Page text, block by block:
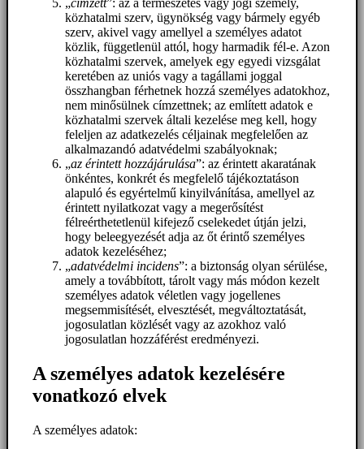
közhatalmi szerv, ügynökség vagy bármely egyéb
szerv, akivel vagy amellyel a személyes adatot
közlik, függetlenül attól, hogy harmadik fél-e. Azon
közhatalmi szervek, amelyek egy egyedi vizsgálat
keretében az uniós vagy a tagállami joggal
összhangban férhetnek hozzá személyes adatokhoz,
nem minősülnek címzettnek; az említett adatok e
közhatalmi szervek általi kezelése meg kell, hogy
feleljen az adatkezelés céljainak megfelelően az
alkalmazandó adatvédelmi szabályoknak;
„az érintett hozzájárulása”: az érintett akaratának
önkéntes, konkrét és megfelelő tájékoztatáson
alapuló és egyértelmű kinyilvánítása, amellyel az
érintett nyilatkozat vagy a megerősítést
félreérthetetlenül kifejező cselekedet útján jelzi,
hogy beleegyezését adja az őt érintő személyes
adatok kezeléséhez;
„adatvédelmi incidens”: a biztonság olyan sérülése,
amely a továbbított, tárolt vagy más módon kezelt
személyes adatok véletlen vagy jogellenes
megsemmisítését, elvesztését, megváltoztatását,
jogosulatlan közlését vagy az azokhoz való
jogosulatlan hozzáférést eredményezi.
A személyes adatok kezelésére
vonatkozó elvek
A személyes adatok: